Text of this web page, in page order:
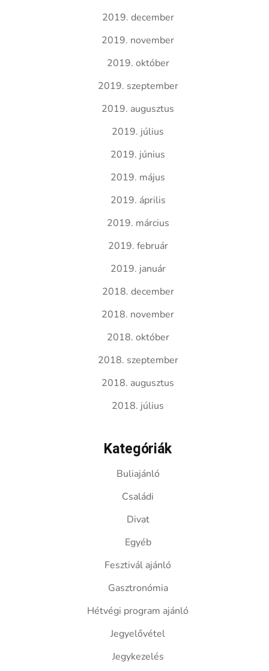
2019. december
2019. november
2019. október
2019. szeptember
2019. augusztus
2019. július
2019. június
2019. május
2019. április
2019. március
2019. február
2019. január
2018. december
2018. november
2018. október
2018. szeptember
2018. augusztus
2018. július
Kategóriák
Buliajánló
Családi
Divat
Egyéb
Fesztivál ajánló
Gasztronómia
Hétvégi program ajánló
Jegyelővétel
Jegykezelés